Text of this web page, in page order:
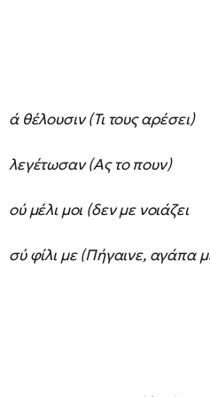
ά θέλουσιν (Τι τους αρέσει)
λεγέτωσαν (Ας το πουν)
ού μέλι μοι (δεν με νοιάζει
σύ φίλι με (Πήγαινε, αγάπα